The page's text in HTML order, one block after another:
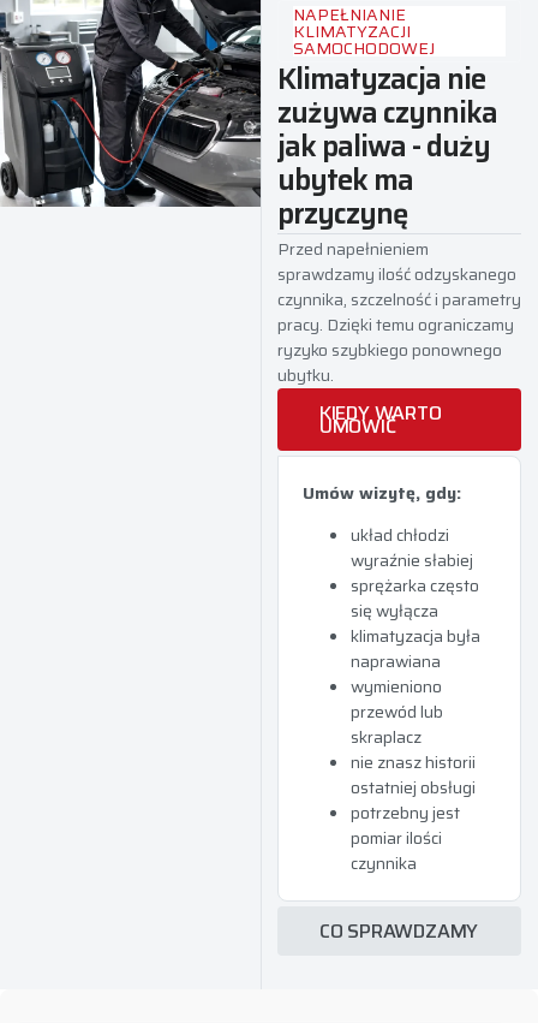
NAPEŁNIANIE
KLIMATYZACJI
SAMOCHODOWEJ
Klimatyzacja nie
zużywa czynnika
jak paliwa - duży
ubytek ma
przyczynę
Przed napełnieniem
sprawdzamy ilość odzyskanego
czynnika, szczelność i parametry
pracy. Dzięki temu ograniczamy
ryzyko szybkiego ponownego
ubytku.
KIEDY WARTO
UMÓWIĆ
CO SPRAWDZAMY
Umów wizytę, gdy:
układ chłodzi
wyraźnie słabiej
sprężarka często
się wyłącza
klimatyzacja była
naprawiana
wymieniono
przewód lub
skraplacz
nie znasz historii
ostatniej obsługi
potrzebny jest
pomiar ilości
czynnika